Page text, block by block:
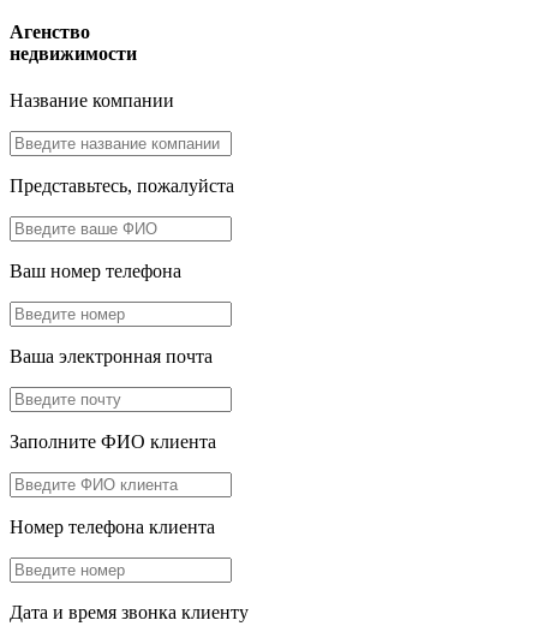
Агенство
недвижимости
Название компании
Представьтесь, пожалуйста
Ваш номер телефона
Ваша электронная почта
Заполните ФИО клиента
Номер телефона клиента
Дата и время звонка клиенту